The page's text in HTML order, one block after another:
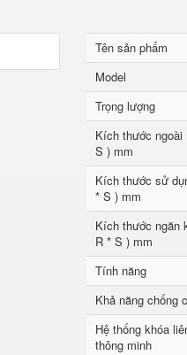
Tên sản phẩm
Model
Trọng lượng
Kích thước ngoài
S ) mm
Kích thước sử
* S ) mm
Kích thước ngăn
R * S ) mm
Tính năng
Khả năng chống
Hệ thống khóa
thông minh